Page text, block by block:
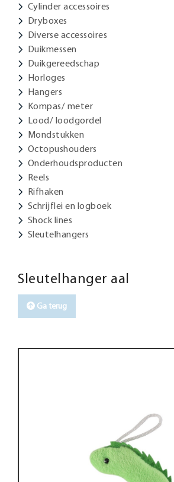
Cylinder accessoires
Dryboxes
Diverse accessoires
Duikmessen
Duikgereedschap
Horloges
Hangers
Kompas/ meter
Lood/ loodgordel
Mondstukken
Octopushouders
Onderhoudsproducten
Reels
Rifhaken
Schrijflei en logboek
Shock lines
Sleutelhangers
Sleutelhanger aal
Ga terug